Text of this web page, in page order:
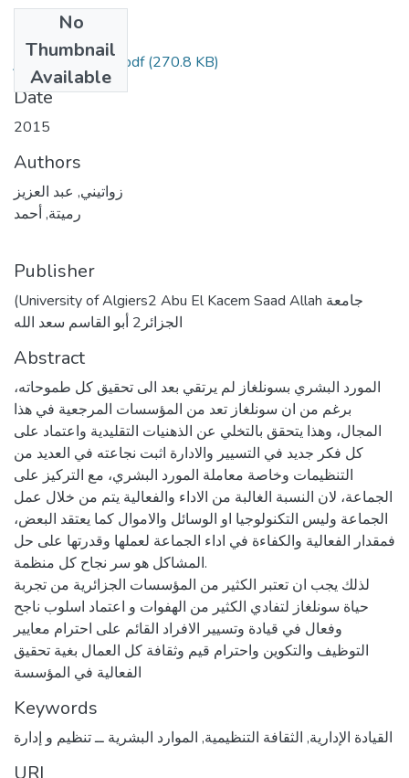
No
Thumbnail
Available
زواتيني عبد العزيز.pdf(270.8 KB)
Date
2015
Authors
زواتيني, عبد العزيز
رميتة, أحمد
Publisher
(University of Algiers2 Abu El Kacem Saad Allah جامعة
الجزائر2 أبو القاسم سعد الله
Abstract
المورد البشري بسونلغاز لم يرتقي بعد الى تحقيق كل طموحاته،
برغم من ان سونلغاز تعد من المؤسسات المرجعية في هذا
المجال، وهذا يتحقق بالتخلي عن الذهنيات التقليدية واعتماد على
كل فكر جديد في التسيير والادارة اثبت نجاعته في العديد من
التنظيمات وخاصة معاملة المورد البشري، مع التركيز على
الجماعة، لان النسبة الغالبة من الاداء والفعالية يتم من خلال عمل
الجماعة وليس التكنولوجيا او الوسائل والاموال كما يعتقد البعض،
فمقدار الفعالية والكفاءة في اداء الجماعة لعملها وقدرتها على حل
المشاكل هو سر نجاح كل منظمة.
لذلك يجب ان تعتبر الكثير من المؤسسات الجزائرية من تجربة
حياة سونلغاز لتفادي الكثير من الهفوات و اعتماد اسلوب ناجح
وفعال في قيادة وتسيير الافراد القائم على احترام معايير
التوظيف والتكوين واحترام قيم وثقافة كل العمال بغية تحقيق
الفعالية في المؤسسة
Keywords
القيادة الإدارية, الثقافة التنظيمية, الموارد البشرية ــ تنظيم و إدارة
URI